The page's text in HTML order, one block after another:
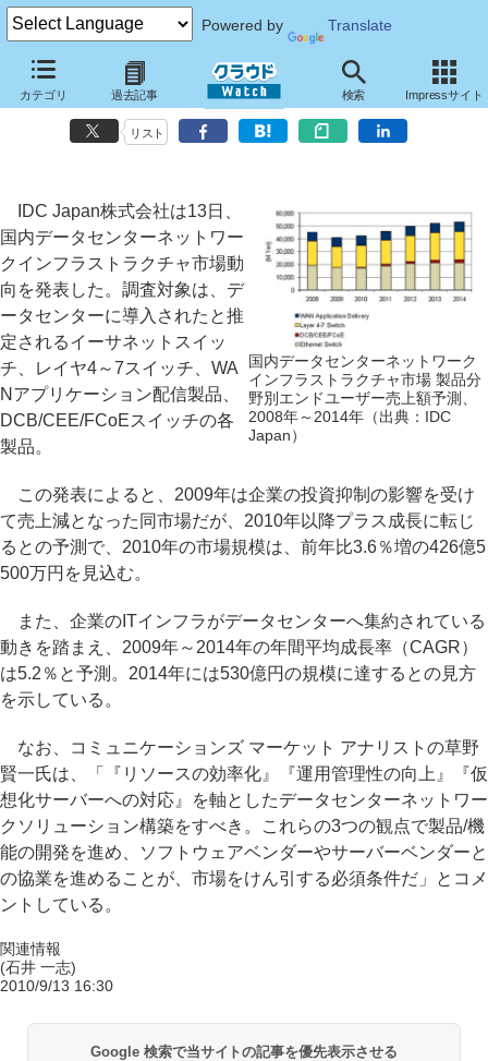
Powered by Translate
カテゴリ 過去記事 検索 Impressサイト
2014年の国内データセンターネットワークインフラ市場は530億円－
IDC Japan予測
リスト
国内データセンターネットワーク
インフラストラクチャ市場 製品分
野別エンドユーザー売上額予測、
2008年～2014年（出典：IDC
Japan）
IDC Japan株式会社は13日、
国内データセンターネットワー
クインフラストラクチャ市場動
向を発表した。調査対象は、デ
ータセンターに導入されたと推
定されるイーサネットスイッ
チ、レイヤ4～7スイッチ、WA
Nアプリケーション配信製品、
DCB/CEE/FCoEスイッチの各
製品。
この発表によると、2009年は企業の投資抑制の影響を受け
て売上減となった同市場だが、2010年以降プラス成長に転じ
るとの予測で、2010年の市場規模は、前年比3.6％増の426億5
500万円を見込む。
また、企業のITインフラがデータセンターへ集約されている
動きを踏まえ、2009年～2014年の年間平均成長率（CAGR）
は5.2％と予測。2014年には530億円の規模に達するとの見方
を示している。
なお、コミュニケーションズ マーケット アナリストの草野
賢一氏は、「『リソースの効率化』『運用管理性の向上』『仮
想化サーバーへの対応』を軸としたデータセンターネットワー
クソリューション構築をすべき。これらの3つの観点で製品/機
能の開発を進め、ソフトウェアベンダーやサーバーベンダーと
の協業を進めることが、市場をけん引する必須条件だ」とコメ
ントしている。
関連情報
(石井 一志)
2010/9/13 16:30
Google 検索で当サイトの記事を優先表示させる